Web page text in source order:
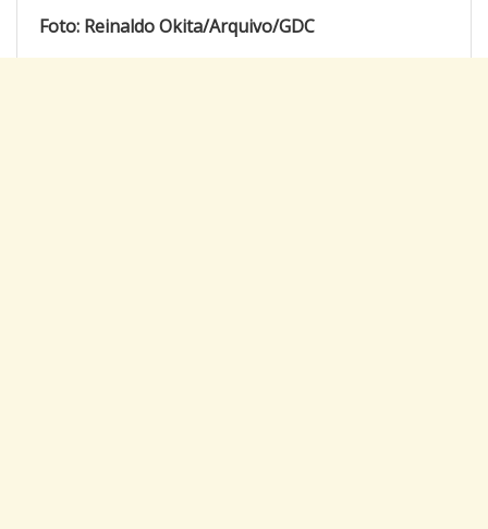
Foto: Reinaldo Okita/Arquivo/GDC